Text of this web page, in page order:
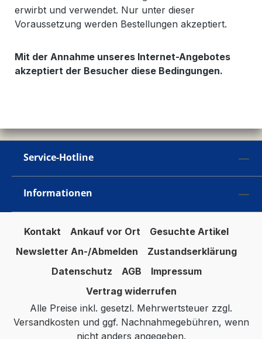
erwirbt und verwendet. Nur unter dieser
Voraussetzung werden Bestellungen akzeptiert.
Mit der Annahme unseres Internet-Angebotes
akzeptiert der Besucher diese Bedingungen.
Service-Hotline
Informationen
Kontakt Ankauf vor Ort
Gesuchte Artikel
Newsletter An-/Abmelden
Zustandserklärung
Datenschutz
AGB
Impressum
Vertrag widerrufen
Alle Preise inkl. gesetzl. Mehrwertsteuer zzgl.
Versandkosten und ggf. Nachnahmegebühren, wenn
nicht anders angegeben.